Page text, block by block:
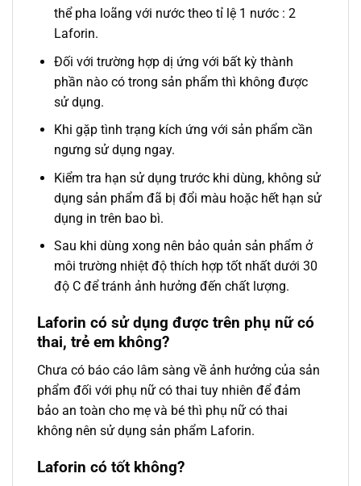
thể pha loãng với nước theo tỉ lệ 1 nước : 2
Laforin.
Đối với trường hợp dị ứng với bất kỳ thành
phần nào có trong sản phẩm thì không được
sử dụng.
Khi gặp tình trạng kích ứng với sản phẩm cần
ngưng sử dụng ngay.
Kiểm tra hạn sử dụng trước khi dùng, không sử
dụng sản phẩm đã bị đổi màu hoặc hết hạn sử
dụng in trên bao bì.
Sau khi dùng xong nên bảo quản sản phẩm ở
môi trường nhiệt độ thích hợp tốt nhất dưới 30
độ C để tránh ảnh hưởng đến chất lượng.
Laforin có sử dụng được trên phụ nữ có
thai, trẻ em không?
Chưa có báo cáo lâm sàng về ảnh hưởng của sản
phẩm đối với phụ nữ có thai tuy nhiên để đảm
bảo an toàn cho mẹ và bé thì phụ nữ có thai
không nên sử dụng sản phẩm Laforin.
Laforin có tốt không?